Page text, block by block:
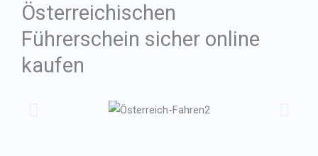
Österreichischen
Führerschein sicher online
kaufen